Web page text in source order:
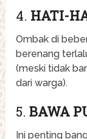
4. HATI-
Ombak di
berenang
(meski tidak
dari warga).
5.BAWA
Ini penting